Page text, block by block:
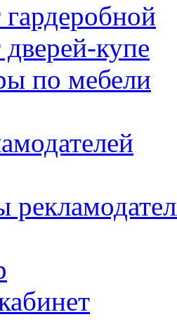
гардеробной
дверей-купе
по мебели